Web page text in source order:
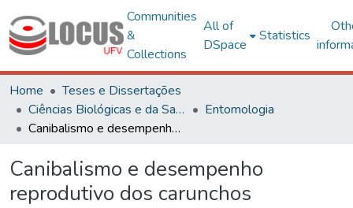
Communities
&
Collections
All of
DSpace
Statistics
Home
Teses e Dissertações
Ciências Biológicas e da Saúde
Entomologia
Canibalismo e desempenho reprodutivo dos carunchos Sitophilus zeamais e Sitophilus granarius
Canibalismo e desempenho
reprodutivo dos carunchos